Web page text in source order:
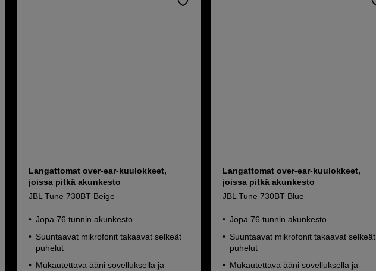
Langattomat over-ear-kuulokkeet,
joissa pitkä akunkesto
JBL Tune 730BT Beige
Jopa 76 tunnin akunkesto
Suuntaavat mikrofonit takaavat selkeät
puhelut
Mukautettava ääni sovelluksella ja
Langattomat over-ear-kuulokkeet,
joissa pitkä akunkesto
JBL Tune 730BT Blue
Jopa 76 tunnin akunkesto
Suuntaavat mikrofonit takaavat selkeät
puhelut
Mukautettava ääni sovelluksella ja